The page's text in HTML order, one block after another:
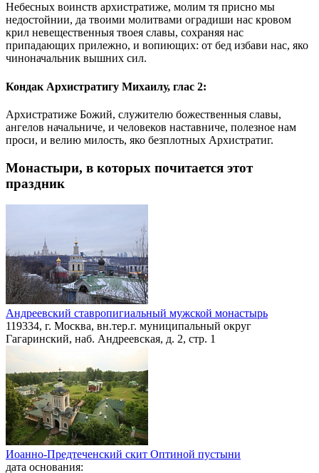
Небесных воинств архистратиже, молим тя присно мы
недостойнии, да твоими молитвами оградиши нас кровом
крил невещественныя твоея славы, сохраняя нас
припадающих прилежно, и вопиющих: от бед избави нас, яко
чиноначальник вышних сил.
Кондак Архистратигу Михаилу, глас 2:
Архистратиже Божий, служителю божественныя славы,
ангелов начальниче, и человеков наставниче, полезное нам
проси, и велию милость, яко безплотных Архистратиг.
Монастыри, в которых почитается этот
праздник
Андреевский ставропигиальный мужской монастырь
119334, г. Москва, вн.тер.г. муниципальный округ
Гагаринский, наб. Андреевская, д. 2, стр. 1
Иоанно-Предтеченский скит Оптиной пустыни
дата основания: